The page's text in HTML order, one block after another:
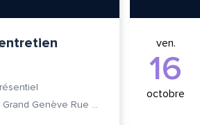
Cité des Métiers du Grand Genève Rue Prévost-Martin 6 1205 Genève
ven.
16
octobre